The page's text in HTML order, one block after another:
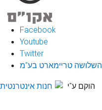
Facebook
Youtube
Twitter
השלושה טריימארט בע"מ
הוקם ע"י חנות אינטרנטית